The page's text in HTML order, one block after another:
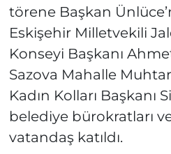
törene Başkan
Eskişehir Milletvekili
Konseyi Başkanı
Sazova Mahalle
Kadın Kolları Başkanı
belediye bürokratları
vatandaş katıldı.